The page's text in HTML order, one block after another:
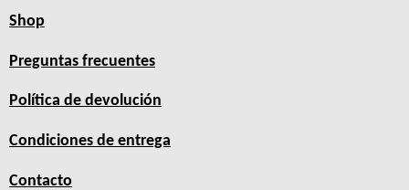
Shop
Preguntas frecuentes
Política de devolución
Condiciones de entrega
Contacto